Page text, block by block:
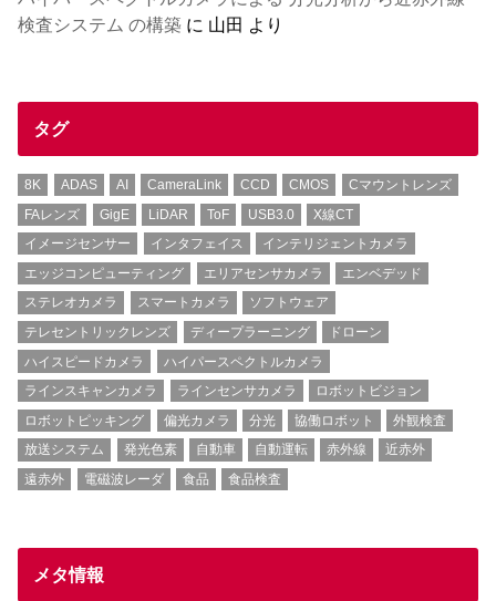
検査システム の構築 に 山田 より
タグ
8K ADAS AI CameraLink CCD CMOS
Cマウントレンズ
FAレンズ
GigE LiDAR ToF USB3.0
X線CT
イメージセンサー
インタフェイス
インテリジェントカメラ
エッジコンピューティング
エリアセンサカメラ
エンベデッド
ステレオカメラ
スマートカメラ
ソフトウェア
テレセントリックレンズ
ディープラーニング
ドローン
ハイスピードカメラ
ハイパースペクトルカメラ
ラインスキャンカメラ
ラインセンサカメラ
ロボットビジョン
ロボットピッキング
偏光カメラ 分光 協働ロボット
外観検査
放送システム
発光色素 自動車 自動運転 赤外線
近赤外
遠赤外
電磁波レーダ 食品 食品検査
メタ情報